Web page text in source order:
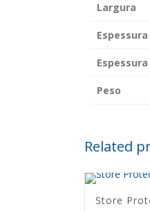
Largura
Espessura
Peso
Related
Store